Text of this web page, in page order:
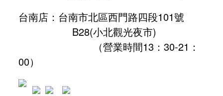
台南店：台南市北區西門路四段101號
B28(小北觀光夜市)
（營業時間13：30-21：
00）